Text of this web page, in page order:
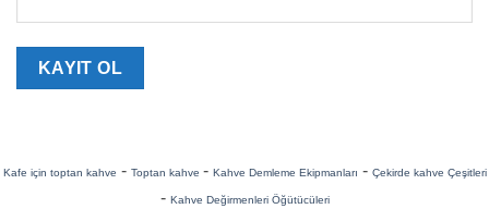
Kafe için toptan kahve - Toptan kahve - Kahve Demleme Ekipmanları - Çekirde kahve Çeşitleri
- Kahve Değirmenleri Öğütücüleri